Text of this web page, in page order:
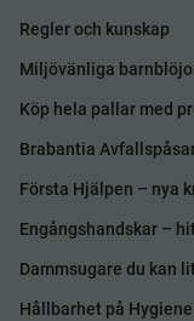
Regler och kunskap
Miljövänliga
Köp hela pallar med
Brabantia
Första Hjälpen – nya
Engångshandskar –
Dammsugare du kan
Hållbarhet på